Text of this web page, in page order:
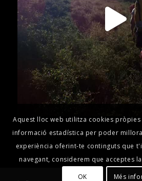
Aquest lloc web utilitza cookies
informació estadística per poder
experiència oferint-te continguts que
navegant, considerem que acceptes
OK Més